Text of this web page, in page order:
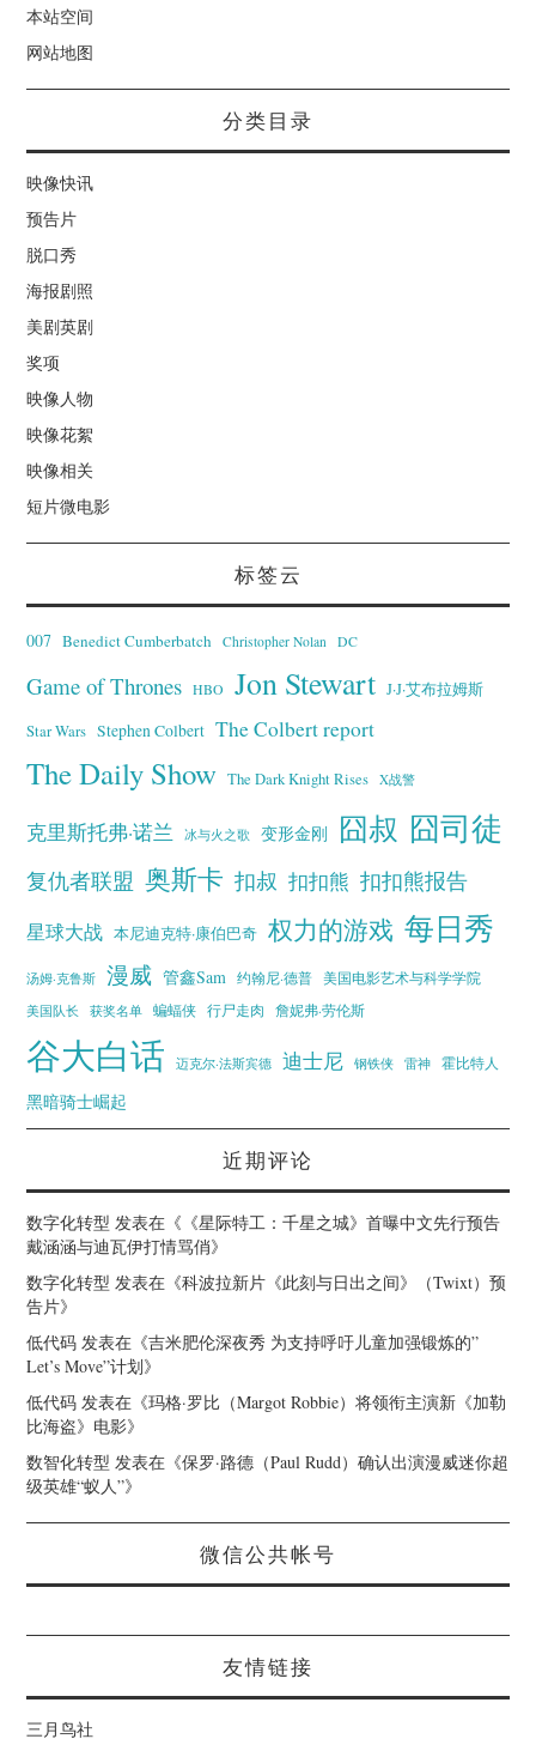
本站空间
网站地图
分类目录
映像快讯
预告片
脱口秀
海报剧照
美剧英剧
奖项
映像人物
映像花絮
映像相关
短片微电影
标签云
007 Benedict Cumberbatch Christopher Nolan DC
Game of Thrones HBO Jon Stewart J·J·艾布拉姆斯
Star Wars Stephen Colbert The Colbert report
The Daily Show The Dark Knight Rises X战警
克里斯托弗·诺兰 冰与火之歌 变形金刚 囧叔 囧司徒
复仇者联盟 奥斯卡 扣叔 扣扣熊 扣扣熊报告
星球大战 本尼迪克特·康伯巴奇 权力的游戏 每日秀
汤姆·克鲁斯 漫威 管鑫Sam 约翰尼·德普
美国电影艺术与科学学院
美国队长
获奖名单 蝙蝠侠 行尸走肉 詹妮弗·劳伦斯
谷大白话 迈克尔·法斯宾德 迪士尼 钢铁侠 雷神 霍比特人
黑暗骑士崛起
近期评论
数字化转型 发表在《 《星际特工：千星之城》首曝中文先行预告
戴涵涵与迪瓦伊打情骂俏》
数字化转型 发表在《科波拉新片《此刻与日出之间》（Twixt）预
告片》
低代码 发表在《吉米肥伦深夜秀 为支持呼吁儿童加强锻炼的”
Let’s Move”计划》
低代码 发表在《玛格·罗比（Margot Robbie）将领衔主演新《加勒
比海盗》电影》
数智化转型 发表在《保罗·路德（Paul Rudd）确认出演漫威迷你超
级英雄“蚁人”》
微信公共帐号
友情链接
三月鸟社